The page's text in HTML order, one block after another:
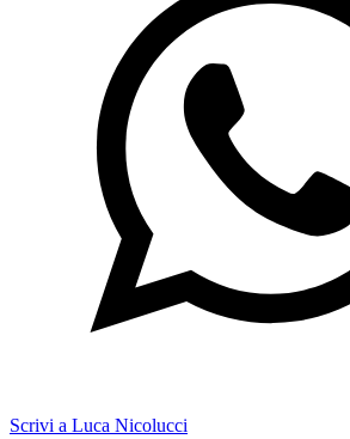
Scrivi a Luca Nicolucci